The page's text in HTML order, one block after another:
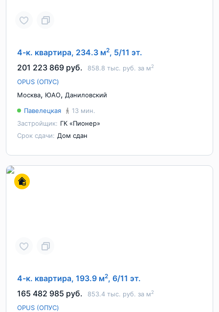
4-к. квартира, 234.3 м2, 5/11 эт.
201 223 869 руб.
858.8 тыс. руб. за м2
OPUS (ОПУС)
Москва, ЮАО, Даниловский
Павелецкая
13 мин.
Застройщик: ГК «Пионер»
Срок сдачи: Дом сдан
4-к. квартира, 193.9 м2, 6/11 эт.
165 482 985 руб.
853.4 тыс. руб. за м2
OPUS (ОПУС)